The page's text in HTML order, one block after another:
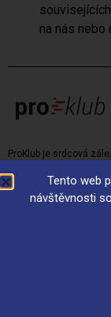
na nás nebo
ProKlub je srdcová
do ProKlubu. Přidejte
© 2017-2026 •
00, Česká Republika,
Tento web
návštěvnosti